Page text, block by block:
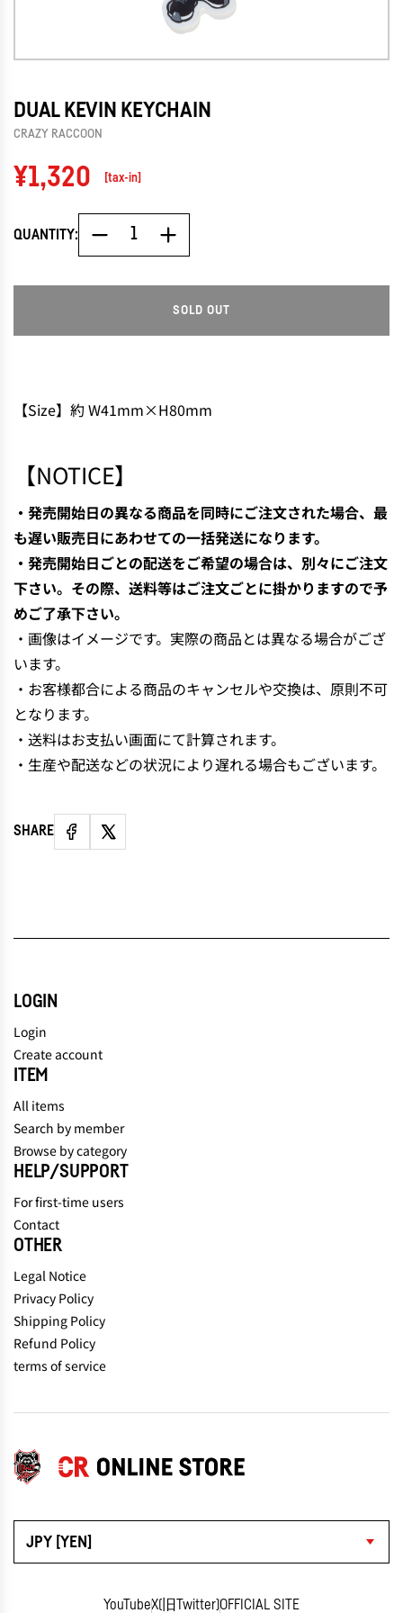
DUAL KEVIN KEYCHAIN
CRAZY RACCOON
Regular
price
¥1,320 [tax-in]
QUANTITY:
SOLD OUT
O
N
【Size】約 W41mm×H80mm
【NOTICE】
・発売開始日の異なる商品を同時にご注文された場合、最
も遅い販売日にあわせての一括発送になります。
・発売開始日ごとの配送をご希望の場合は、別々にご注文
下さい。その際、送料等はご注文ごとに掛かりますので予
めご了承下さい。
・画像はイメージです。実際の商品とは異なる場合がござ
います。
・お客様都合による商品のキャンセルや交換は、原則不可
となります。
・送料はお支払い画面にて計算されます。
・生産や配送などの状況により遅れる場合もございます。
SHARE
JPY [YEN]
YouTubeX(旧Twitter)OFFICIAL SITE
LOGIN
Login
Create account
ITEM
All items
Search by member
Browse by category
HELP/SUPPORT
For first-time users
Contact
OTHER
Legal Notice
Privacy Policy
Shipping Policy
Refund Policy
terms of service